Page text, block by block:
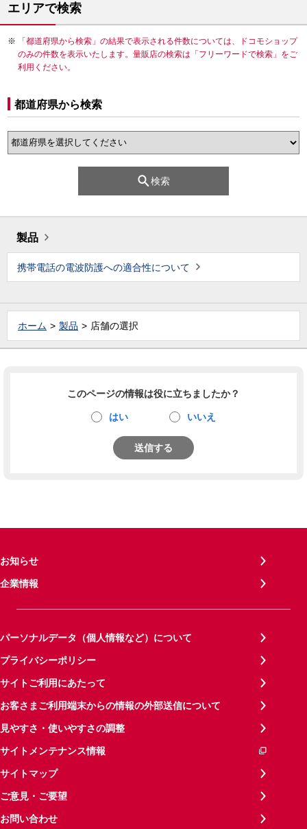
エリアで検索
「都道府県から検索」の結果で表示される件数については、ドコモショップ
のみの件数を表示いたします。量販店の検索は「フリーワードで検索」をご
利用ください。
都道府県から検索
検索
製品
携帯電話の電波防護への適合性について
ホーム 製品 店舗の選択
このページの情報は役に立ちましたか？
はい いいえ
送信する
お知らせ
企業情報
パーソナルデータ（個人情報など）について
プライバシーポリシー
サイトご利用にあたって
お客さまご利用端末からの情報の外部送信について
見やすさ・使いやすさの調整
サイトメンテナンス情報
サイトマップ
ご意見・ご要望
お問い合わせ